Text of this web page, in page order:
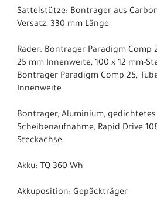
Sattelstütze: Bontrager aus
Versatz, 330 mm Länge
Räder: Bontrager Paradigm Comp
25 mm Innenweite, 100 x 12 mm-
Bontrager Paradigm Comp 25,
Innenweite
Bontrager, Aluminium, gedichtetes
Scheibenaufnahme, Rapid Drive
Steckachse
Akku: TQ 360 Wh
Akkuposition: Gepäckträger